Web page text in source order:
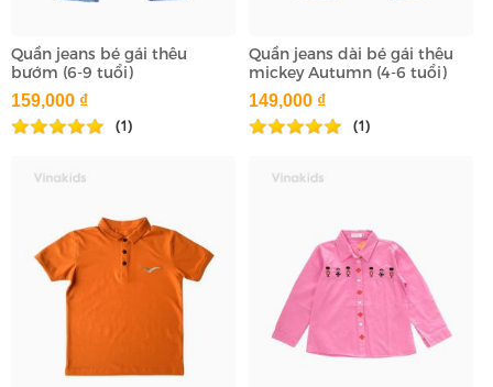
Quần jeans bé gái thêu
bướm (6-9 tuổi)
159,000 ₫
(1)
Quần jeans dài bé gái thêu
mickey Autumn (4-6 tuổi)
149,000 ₫
(1)